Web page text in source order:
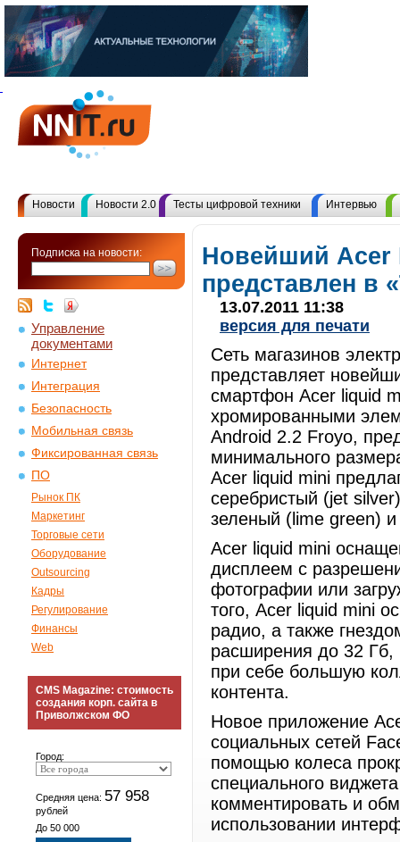
Новости Новости 2.0 Тесты цифровой техники Интервью
Подписка на новости:
Управление
документами
Интернет
Интеграция
Безопасность
Мобильная связь
Фиксированная связь
ПО
Рынок ПК
Маркетинг
Торговые сети
Оборудование
Outsourcing
Кадры
Регулирование
Финансы
Web
CMS Magazine: стоимость
создания корп. сайта в
Приволжском ФО
Город:
Средняя цена: 57 958
рублей
До 50 000
Новейший Acer
представлен в
13.07.2011 11:38
версия для печати
Сеть магазинов
представляет
смартфон Acer liquid
хромированными
Android 2.2 Froyo,
минимального
Acer liquid mini
серебристый (jet
зеленый (lime green)
Acer liquid mini
дисплеем с
фотографии или
того, Acer liquid mini
радио, а также
расширения до 32 Гб,
при себе большую
контента.
Новое приложение
социальных сетей
помощью колеса
специального
комментировать и
использовании